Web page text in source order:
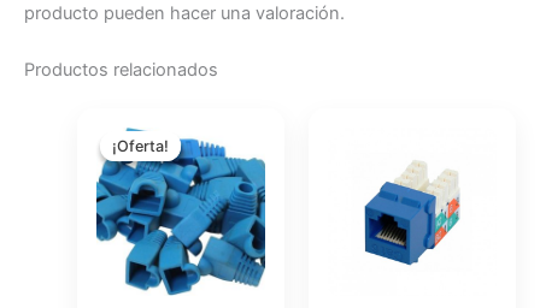
producto pueden hacer una valoración.
Productos relacionados
¡Oferta!
¡Oferta!precio
original
era:
$26.25.
actual
es:
$21.45.